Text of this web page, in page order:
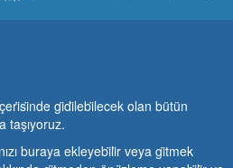
gi̇di̇lebi̇lecek olan bütün
taşıyoruz.
buraya ekleyebi̇li̇r veya gi̇tmek